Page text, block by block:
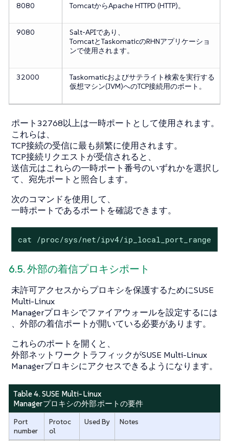
8080 TomcatからApache HTTPD (HTTP)。
9080
Salt-APIであり、
TomcatとTaskomaticのRHNアプリケーショ
ンで使用されます。
32000
Taskomaticおよびサテライト検索を実行する
仮想マシン(JVM)へのTCP接続用のポート。
ポート32768以上は一時ポートとして使用されます。
これらは、
TCP接続の受信に最も頻繁に使用されます。
TCP接続リクエストが受信されると、
送信元はこれらの一時ポート番号のいずれかを選択し
て、宛先ポートと照合します。
次のコマンドを使用して、
一時ポートであるポートを確認できます。
cat /proc/sys/net/ipv4/ip_local_port_range
6.5. 外部の着信プロキシポート
未許可アクセスからプロキシを保護するためにSUSE
Multi-Linux
Managerプロキシでファイアウォールを設定するには
、外部の着信ポートが開いている必要があります。
これらのポートを開くと、
外部ネットワークトラフィックがSUSE Multi-Linux
Managerプロキシにアクセスできるようになります。
Table 4. SUSE Multi-Linux
Managerプロキシの外部ポートの要件
Port
number
Protoc
ol
Used By Notes